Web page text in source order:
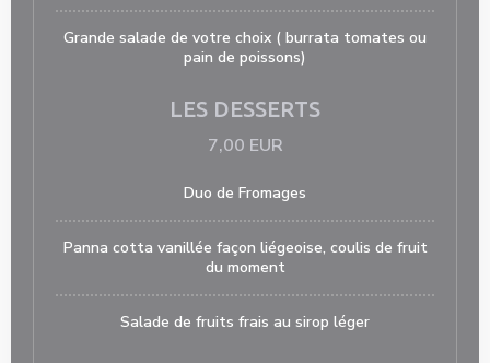
Grande salade de votre choix ( burrata tomates ou
pain de poissons)
LES DESSERTS
7,00 EUR
Duo de Fromages
Panna cotta vanillée façon liégeoise, coulis de fruit
du moment
Salade de fruits frais au sirop léger